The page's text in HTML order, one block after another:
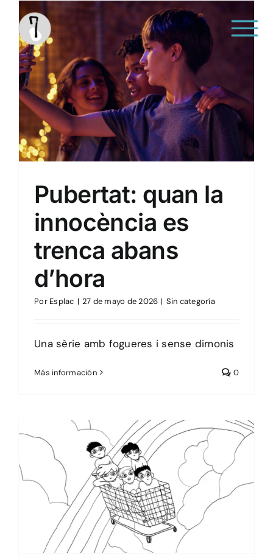
Saltar
contenido
Sin categoría
Pubertat: quan la
innocència es
trenca abans
d’hora
Por Esplac | 27 de mayo de 2026 | Sin categoría
Una sèrie amb fogueres i sense dimonis
Más información 0
Sin categoría